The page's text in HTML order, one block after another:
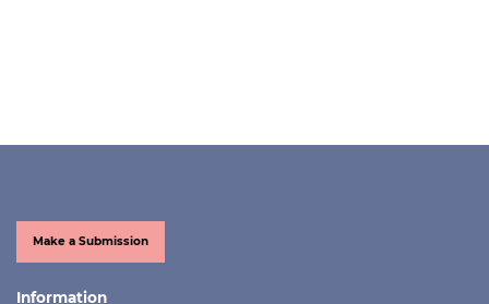
Make a Submission
Information